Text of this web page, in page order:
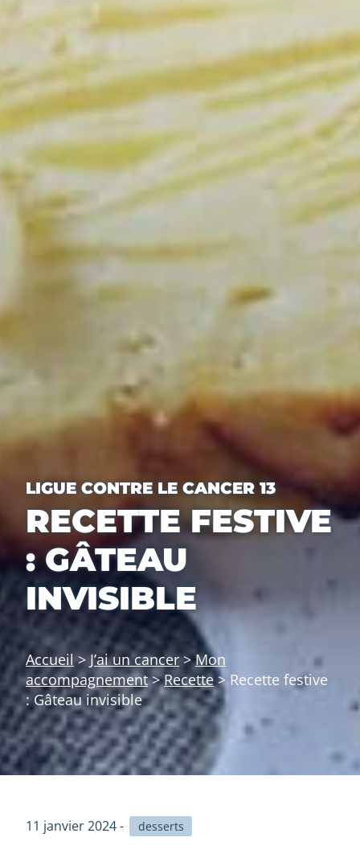
LIGUE CONTRE LE CANCER 13
RECETTE FESTIVE
: GÂTEAU
INVISIBLE
Accueil >J’ai un cancer>Mon
accompagnement>Recette > Recette festive
: Gâteau invisible
11 janvier 2024 - desserts